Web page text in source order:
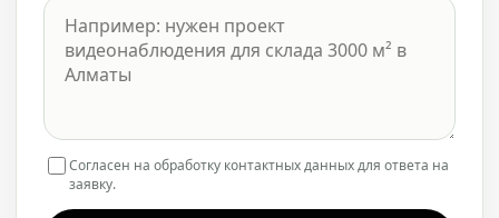
Согласен на обработку контактных данных для ответа на
заявку.